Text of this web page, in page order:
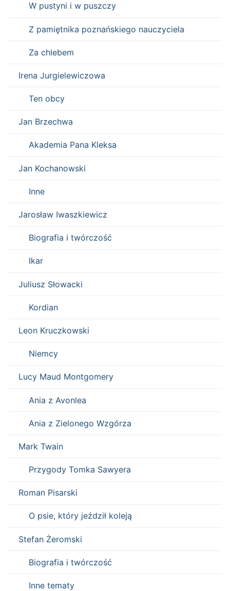
W pustyni i w puszczy
Z pamiętnika poznańskiego nauczyciela
Za chlebem
Irena Jurgielewiczowa
Ten obcy
Jan Brzechwa
Akademia Pana Kleksa
Jan Kochanowski
Inne
Jarosław Iwaszkiewicz
Biografia i twórczość
Ikar
Juliusz Słowacki
Kordian
Leon Kruczkowski
Niemcy
Lucy Maud Montgomery
Ania z Avonlea
Ania z Zielonego Wzgórza
Mark Twain
Przygody Tomka Sawyera
Roman Pisarski
O psie, który jeździł koleją
Stefan Żeromski
Biografia i twórczość
Inne tematy